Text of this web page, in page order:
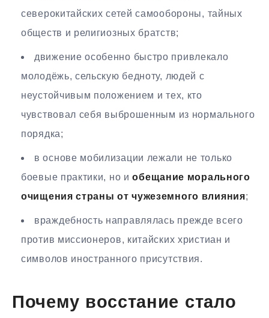
северокитайских сетей самообороны, тайных
обществ и религиозных братств;
движение особенно быстро привлекало
молодёжь, сельскую бедноту, людей с
неустойчивым положением и тех, кто
чувствовал себя выброшенным из нормального
порядка;
в основе мобилизации лежали не только
боевые практики, но иобещание морального
очищения страны от чужеземного влияния;
враждебность направлялась прежде всего
против миссионеров, китайских христиан и
символов иностранного присутствия.
Почему восстание стало